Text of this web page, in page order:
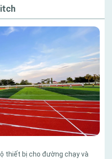
thiết bị cho đường chạy và